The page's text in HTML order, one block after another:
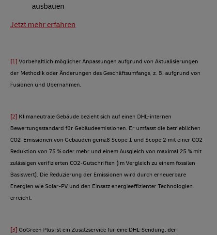
ausbauen
Jetzt mehr erfahren
[1] Vorbehaltlich möglicher Anpassungen aufgrund von Aktualisierungen
der Methodik oder Änderungen des Geschäftsumfangs, z. B. aufgrund von
Fusionen und Übernahmen.
[2] Klimaneutrale Gebäude bezieht sich auf einen DHL-internen
Bewertungsstandard für Gebäudeemissionen. Er umfasst die betrieblichen
CO2-Emissionen von Gebäuden gemäß Scope 1 und Scope 2 mit einer CO2-
Reduktion von 75 % oder mehr und einem Ausgleich von maximal 25 % mit
zulässigen verifizierten CO2-Gutschriften (im Vergleich zu einem fossilen
Basiswert). Die Reduzierung der Emissionen wird durch erneuerbare
Energien wie Solar-PV und den Einsatz energieeffizienter Technologien
erreicht.
[3] GoGreen Plus ist ein Zusatzservice für eine DHL-Sendung, der